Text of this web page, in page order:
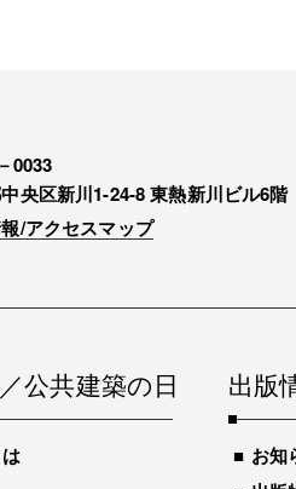
0033
央区新川1-24-8 東熱新川ビル6階
/アクセスマップ
公共建築の日 出版
お知